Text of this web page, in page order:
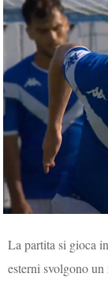
La partita si gioca
esterni svolgono